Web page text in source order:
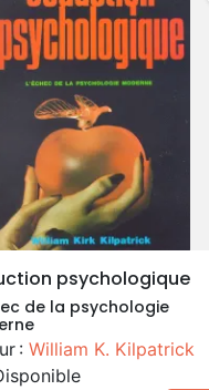
search APERÇU RAPIDE
psychologique
de la psychologie
: William K. Kilpatrick